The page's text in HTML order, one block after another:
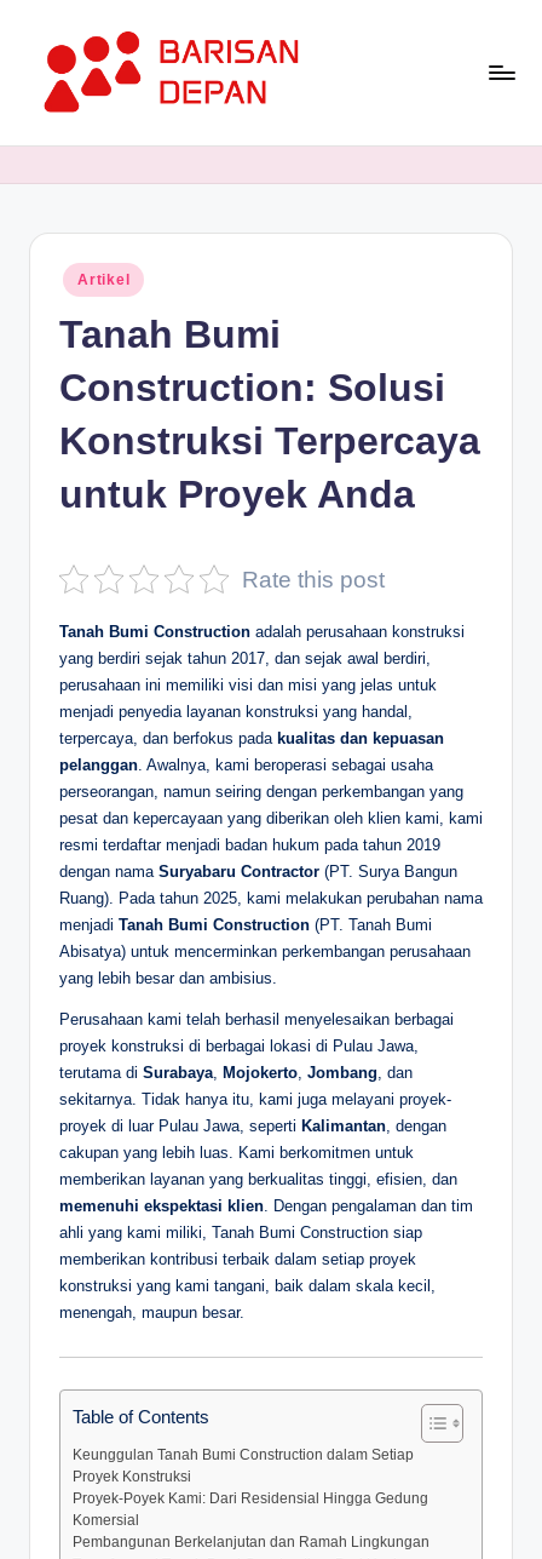
content
B
D
Terupdate
Posted
in
Artikel
Tanah Bumi
Construction: Solusi
Konstruksi Terpercaya
untuk Proyek Anda
Rate this post
Tanah Bumi Construction adalah perusahaan konstruksi
yang berdiri sejak tahun 2017, dan sejak awal berdiri,
perusahaan ini memiliki visi dan misi yang jelas untuk
menjadi penyedia layanan konstruksi yang handal,
terpercaya, dan berfokus pada kualitas dan kepuasan
pelanggan . Awalnya, kami beroperasi sebagai usaha
perseorangan, namun seiring dengan perkembangan yang
pesat dan kepercayaan yang diberikan oleh klien kami, kami
resmi terdaftar menjadi badan hukum pada tahun 2019
dengan nama Suryabaru Contractor (PT. Surya Bangun
Ruang). Pada tahun 2025, kami melakukan perubahan nama
menjadi Tanah Bumi Construction (PT. Tanah Bumi
Abisatya) untuk mencerminkan perkembangan perusahaan
yang lebih besar dan ambisius.
Perusahaan kami telah berhasil menyelesaikan berbagai
proyek konstruksi di berbagai lokasi di Pulau Jawa,
terutama di Surabaya Mojokerto Jombang , dan
sekitarnya. Tidak hanya itu, kami juga melayani proyek-
proyek di luar Pulau Jawa, seperti Kalimantan , dengan
cakupan yang lebih luas. Kami berkomitmen untuk
memberikan layanan yang berkualitas tinggi, efisien, dan
memenuhi ekspektasi klien . Dengan pengalaman dan tim
ahli yang kami miliki, Tanah Bumi Construction siap
memberikan kontribusi terbaik dalam setiap proyek
konstruksi yang kami tangani, baik dalam skala kecil,
menengah, maupun besar.
Table of Contents
Keunggulan Tanah Bumi Construction dalam Setiap
Proyek Konstruksi
Proyek-Poyek Kami: Dari Residensial Hingga Gedung
Komersial
Pembangunan Berkelanjutan dan Ramah Lingkungan